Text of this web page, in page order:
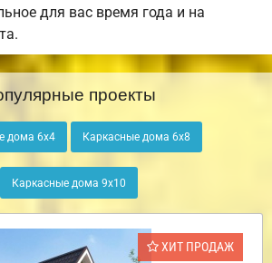
для вас время года и на
проекты
дома 6х4 Каркасные дома 6х8
Каркасные дома 9х10
ХИТ ПРОДАЖ